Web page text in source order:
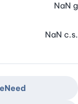
NaN g
NaN c.s.